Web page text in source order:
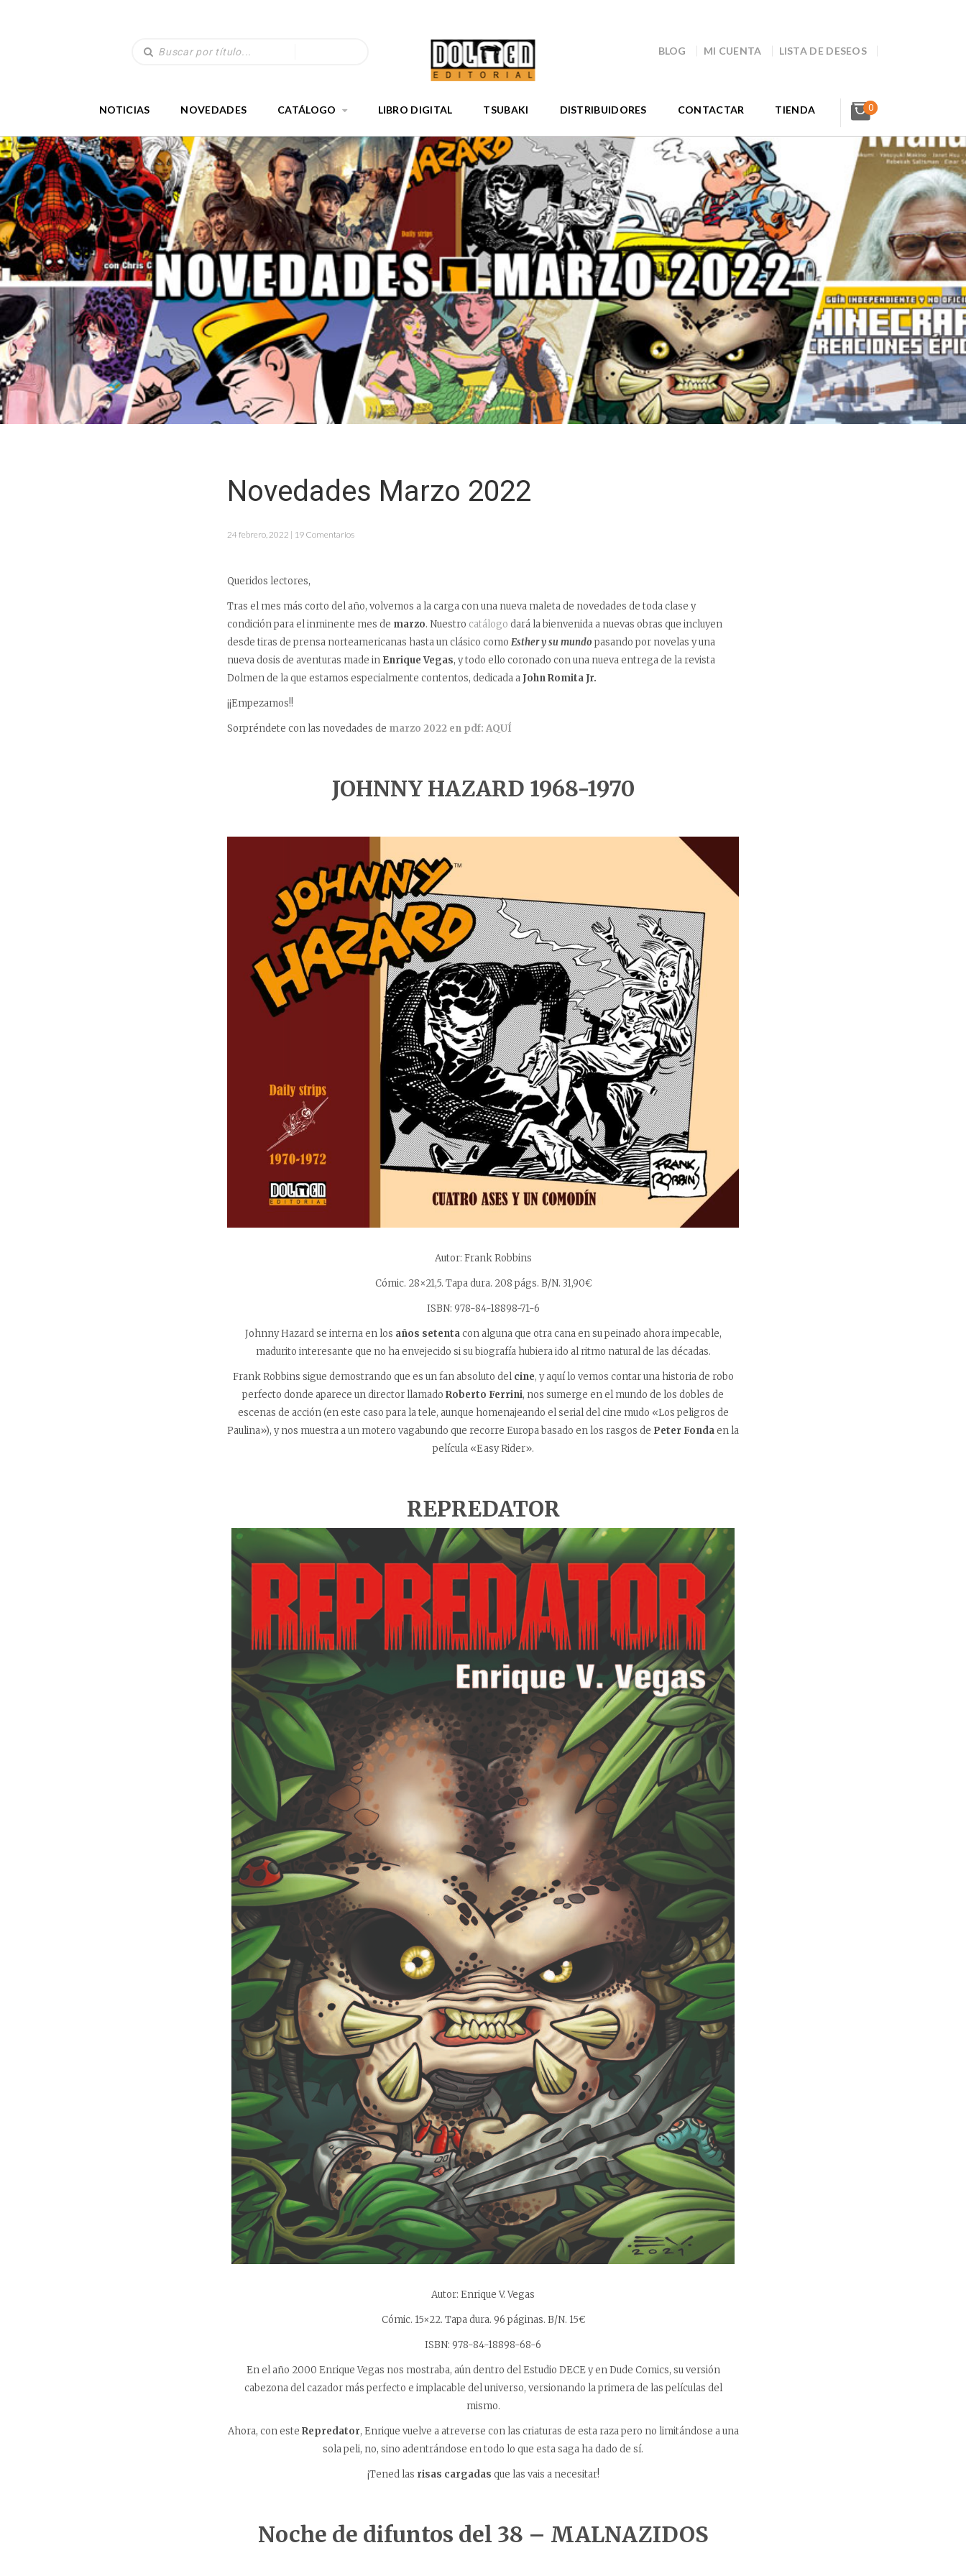
BLOG MI CUENTA LISTA DE DESEOS
NOTICIAS NOVEDADES CATÁLOGO LIBRO DIGITAL TSUBAKI DISTRIBUIDORES CONTACTAR TIENDA 0
Novedades Marzo 2022
24 febrero, 2022 | 19 Comentarios
Queridos lectores,
Tras el mes más corto del año, volvemos a la carga con una nueva maleta de novedades de toda clase y
condición para el inminente mes de marzo. Nuestro catálogo dará la bienvenida a nuevas obras que incluyen
desde tiras de prensa norteamericanas hasta un clásico como Esther y su mundo pasando por novelas y una
nueva dosis de aventuras made in Enrique Vegas, y todo ello coronado con una nueva entrega de la revista
Dolmen de la que estamos especialmente contentos, dedicada a John Romita Jr.
¡¡Empezamos!!
Sorpréndete con las novedades de marzo 2022 en pdf: AQUÍ
JOHNNY HAZARD 1968-1970
Autor: Frank Robbins
Cómic. 28×21,5. Tapa dura. 208 págs. B/N. 31,90€
ISBN: 978-84-18898-71-6
Johnny Hazard se interna en los años setentacon alguna que otra cana en su peinado ahora impecable,
madurito interesante que no ha envejecido si su biografía hubiera ido al ritmo natural de las décadas.
Frank Robbins sigue demostrando que es un fan absoluto delcine, y aquí lo vemos contar una historia de robo
perfecto donde aparece un director llamado Roberto Ferrini, nos sumerge en el mundo de los dobles de
escenas de acción (en este caso para la tele, aunque homenajeando el serial del cine mudo «Los peligros de
Paulina»), y nos muestra a un motero vagabundo que recorre Europa basado en los rasgos de Peter Fondaen la
película «Easy Rider».
REPREDATOR
Autor: Enrique V. Vegas
Cómic. 15×22. Tapa dura. 96 páginas. B/N. 15€
ISBN: 978-84-18898-68-6
En el año 2000 Enrique Vegas nos mostraba, aún dentro del Estudio DECE y en Dude Comics, su versión
cabezona del cazador más perfecto e implacable del universo, versionando la primera de las películas del
mismo.
Ahora, con este Repredator, Enrique vuelve a atreverse con las criaturas de esta raza pero no limitándose a una
sola peli, no, sino adentrándose en todo lo que esta saga ha dado de sí.
¡Tened las risas cargadas que las vais a necesitar!
Noche de difuntos del 38 – MALNAZIDOS